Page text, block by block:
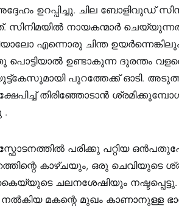
ഉറപ്പിച്ചു. ചില ബോളിവുഡ്
സിനിമയിൽ നായകന്മാർ
എന്നൊരു ചിന്ത
ഉണ്ടാകുന്ന ദുരന്തം
പുറത്തേക്ക് ഓടി.
തിരിഞ്ഞോടാൻ
.
പരിക്കു പറ്റിയ
കാഴ്ചയും, ഒരു ചെവിയുടെ
ചലനശേഷിയും നഷ്ടപ്പെട്ടു.
നല്‍കിയ മകന്റെ മുഖം കാണാനുള്ള